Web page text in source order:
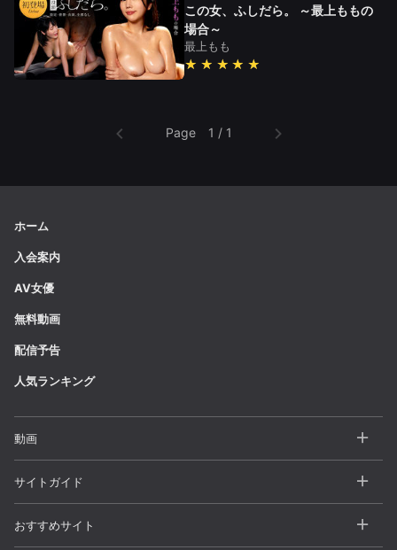
この女、ふしだら。 ～最上ももの
場合～
最上もも
★★★★★
Page 1 / 1
ホーム
入会案内
AV女優
無料動画
配信予告
人気ランキング
動画
全動画一覧
カテゴリー
シリーズ
サイトガイド
よくある質問 / FAQ
おすすめサイト